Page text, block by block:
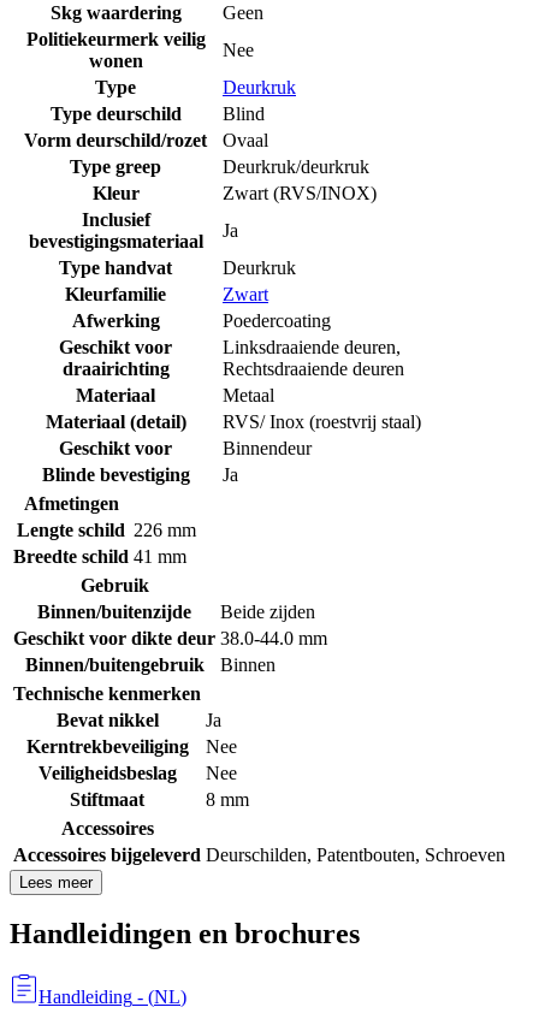
Skg waardering
Geen
Politiekeurmerk veilig
wonen
Nee
Type
Deurkruk
Type deurschild
Blind
Vorm deurschild/rozet
Ovaal
Type greep
Deurkruk/deurkruk
Kleur
Zwart (RVS/INOX)
Inclusief
bevestigingsmateriaal
Ja
Type handvat
Deurkruk
Kleurfamilie
Zwart
Afwerking
Poedercoating
Geschikt voor
draairichting
Linksdraaiende deuren,
Rechtsdraaiende deuren
Materiaal
Metaal
Materiaal (detail)
RVS/ Inox (roestvrij staal)
Geschikt voor
Binnendeur
Blinde bevestiging
Ja
Afmetingen
Lengte schild 226 mm
Breedte schild 41 mm
Gebruik
Binnen/buitenzijde
Beide zijden
Geschikt voor dikte deur 38.0-44.0 mm
Binnen/buitengebruik
Binnen
Technische kenmerken
Bevat nikkel
Ja
Kerntrekbeveiliging
Nee
Veiligheidsbeslag
Nee
Stiftmaat
8 mm
Accessoires
Accessoires bijgeleverd Deurschilden, Patentbouten, Schroeven
Lees meer
Handleidingen en brochures
Handleiding - (NL)